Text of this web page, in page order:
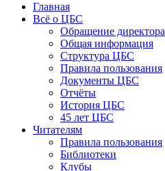
Главная
Всё о ЦБС
Обращение директора
Общая информация
Структура ЦБС
Правила пользования
Документы ЦБС
Отчёты
История ЦБС
45 лет ЦБС
Читателям
Правила пользования
Библиотеки
Клубы